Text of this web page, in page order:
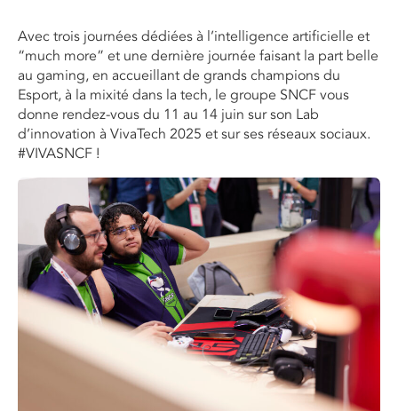
Avec trois journées dédiées à l’intelligence artificielle et
“much more” et une dernière journée faisant la part belle
au gaming, en accueillant de grands champions du
Esport, à la mixité dans la tech, le groupe SNCF vous
donne rendez-vous du 11 au 14 juin sur son Lab
d’innovation à VivaTech 2025 et sur ses réseaux sociaux.
#VIVASNCF !